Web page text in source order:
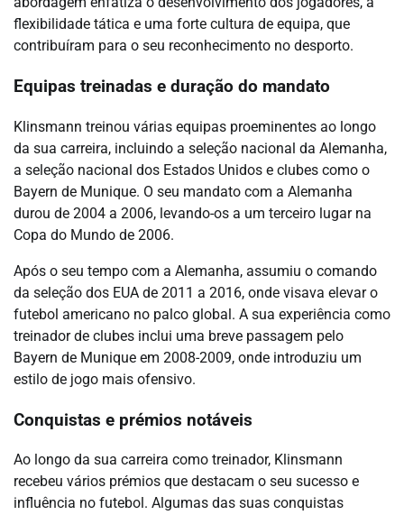
flexibilidade tática e uma forte cultura de equipa, que
contribuíram para o seu reconhecimento no desporto.
Equipas treinadas e duração do mandato
Klinsmann treinou várias equipas proeminentes ao longo
da sua carreira, incluindo a seleção nacional da Alemanha,
a seleção nacional dos Estados Unidos e clubes como o
Bayern de Munique. O seu mandato com a Alemanha
durou de 2004 a 2006, levando-os a um terceiro lugar na
Copa do Mundo de 2006.
Após o seu tempo com a Alemanha, assumiu o comando
da seleção dos EUA de 2011 a 2016, onde visava elevar o
futebol americano no palco global. A sua experiência como
treinador de clubes inclui uma breve passagem pelo
Bayern de Munique em 2008-2009, onde introduziu um
estilo de jogo mais ofensivo.
Conquistas e prémios notáveis
Ao longo da sua carreira como treinador, Klinsmann
recebeu vários prémios que destacam o seu sucesso e
influência no futebol. Algumas das suas conquistas